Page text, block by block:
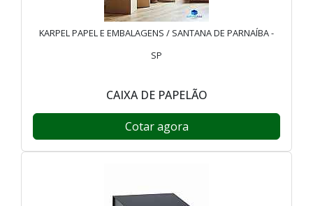
KARPEL PAPEL E EMBALAGENS / SANTANA DE PARNAÍBA -
SP
CAIXA DE PAPELÃO
Cotar agora